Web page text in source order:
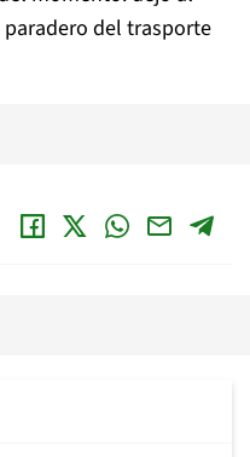
del trasporte